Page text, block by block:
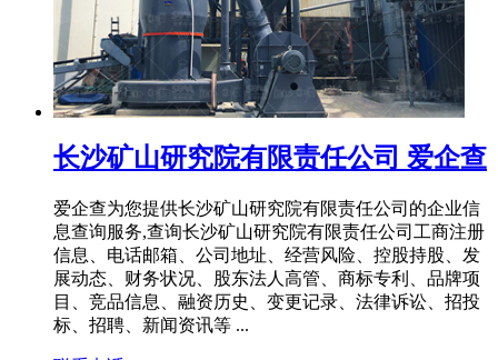
长沙矿山研究院有限责任公司 爱企查
爱企查为您提供长沙矿山研究院有限责任公司的企业信
息查询服务,查询长沙矿山研究院有限责任公司工商注册
信息、电话邮箱、公司地址、经营风险、控股持股、发
展动态、财务状况、股东法人高管、商标专利、品牌项
目、竞品信息、融资历史、变更记录、法律诉讼、招投
标、招聘、新闻资讯等 ...